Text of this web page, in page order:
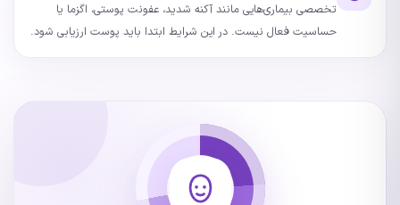
تخصصی بیماری‌هایی مانند آکنه شدید، عفونت پوستی، اگزما یا
حساسیت فعال نیست. در این شرایط ابتدا باید پوست ارزیابی شود.